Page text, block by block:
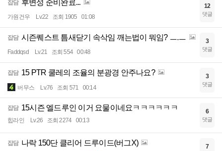
잡담 후변성 준비완료...
가원건우 Lv.22 조회 1905 01:08
12
댓글
잡담 시즌퀘스트 틈새닫기 속삭임 깨는법이 뭐임? ㅡ.ㅡ
Faddqsd Lv.21 조회 554 00:48
3
댓글
잡담 15 PTR 쿨레의 조율의 분광경 안주나요?
버무스 Lv.76 조회 571 00:14
3
댓글
잡담 15시즌 엘드루인 이거 요물이네요ㅋㅋㅋㅋㅋㅋ
힙라인 Lv.26 조회 2274 00:13
6
댓글
잡담 나락 150단 클리어 드루이드(버그X) 7